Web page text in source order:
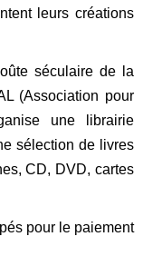
leurs créations
séculaire de la
(Association pour
une librairie
sélection de livres
CD, DVD, cartes
pour le paiement